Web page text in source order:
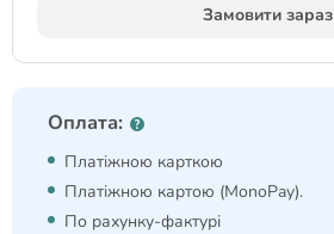
Замовити зараз
Оплата:
Платіжною карткою
Платіжною картою (MonoPay).
По рахунку-фактурі